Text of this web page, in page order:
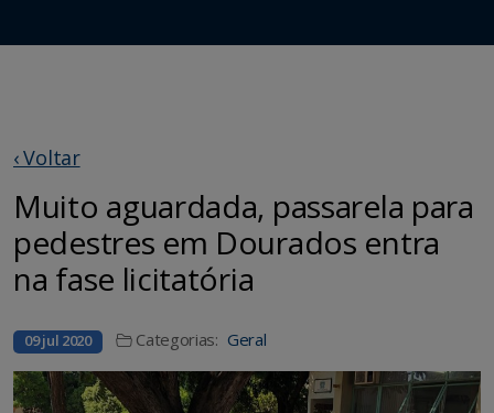
‹ Voltar
Muito aguardada, passarela para
pedestres em Dourados entra
na fase licitatória
09 jul 2020 Categorias: Geral